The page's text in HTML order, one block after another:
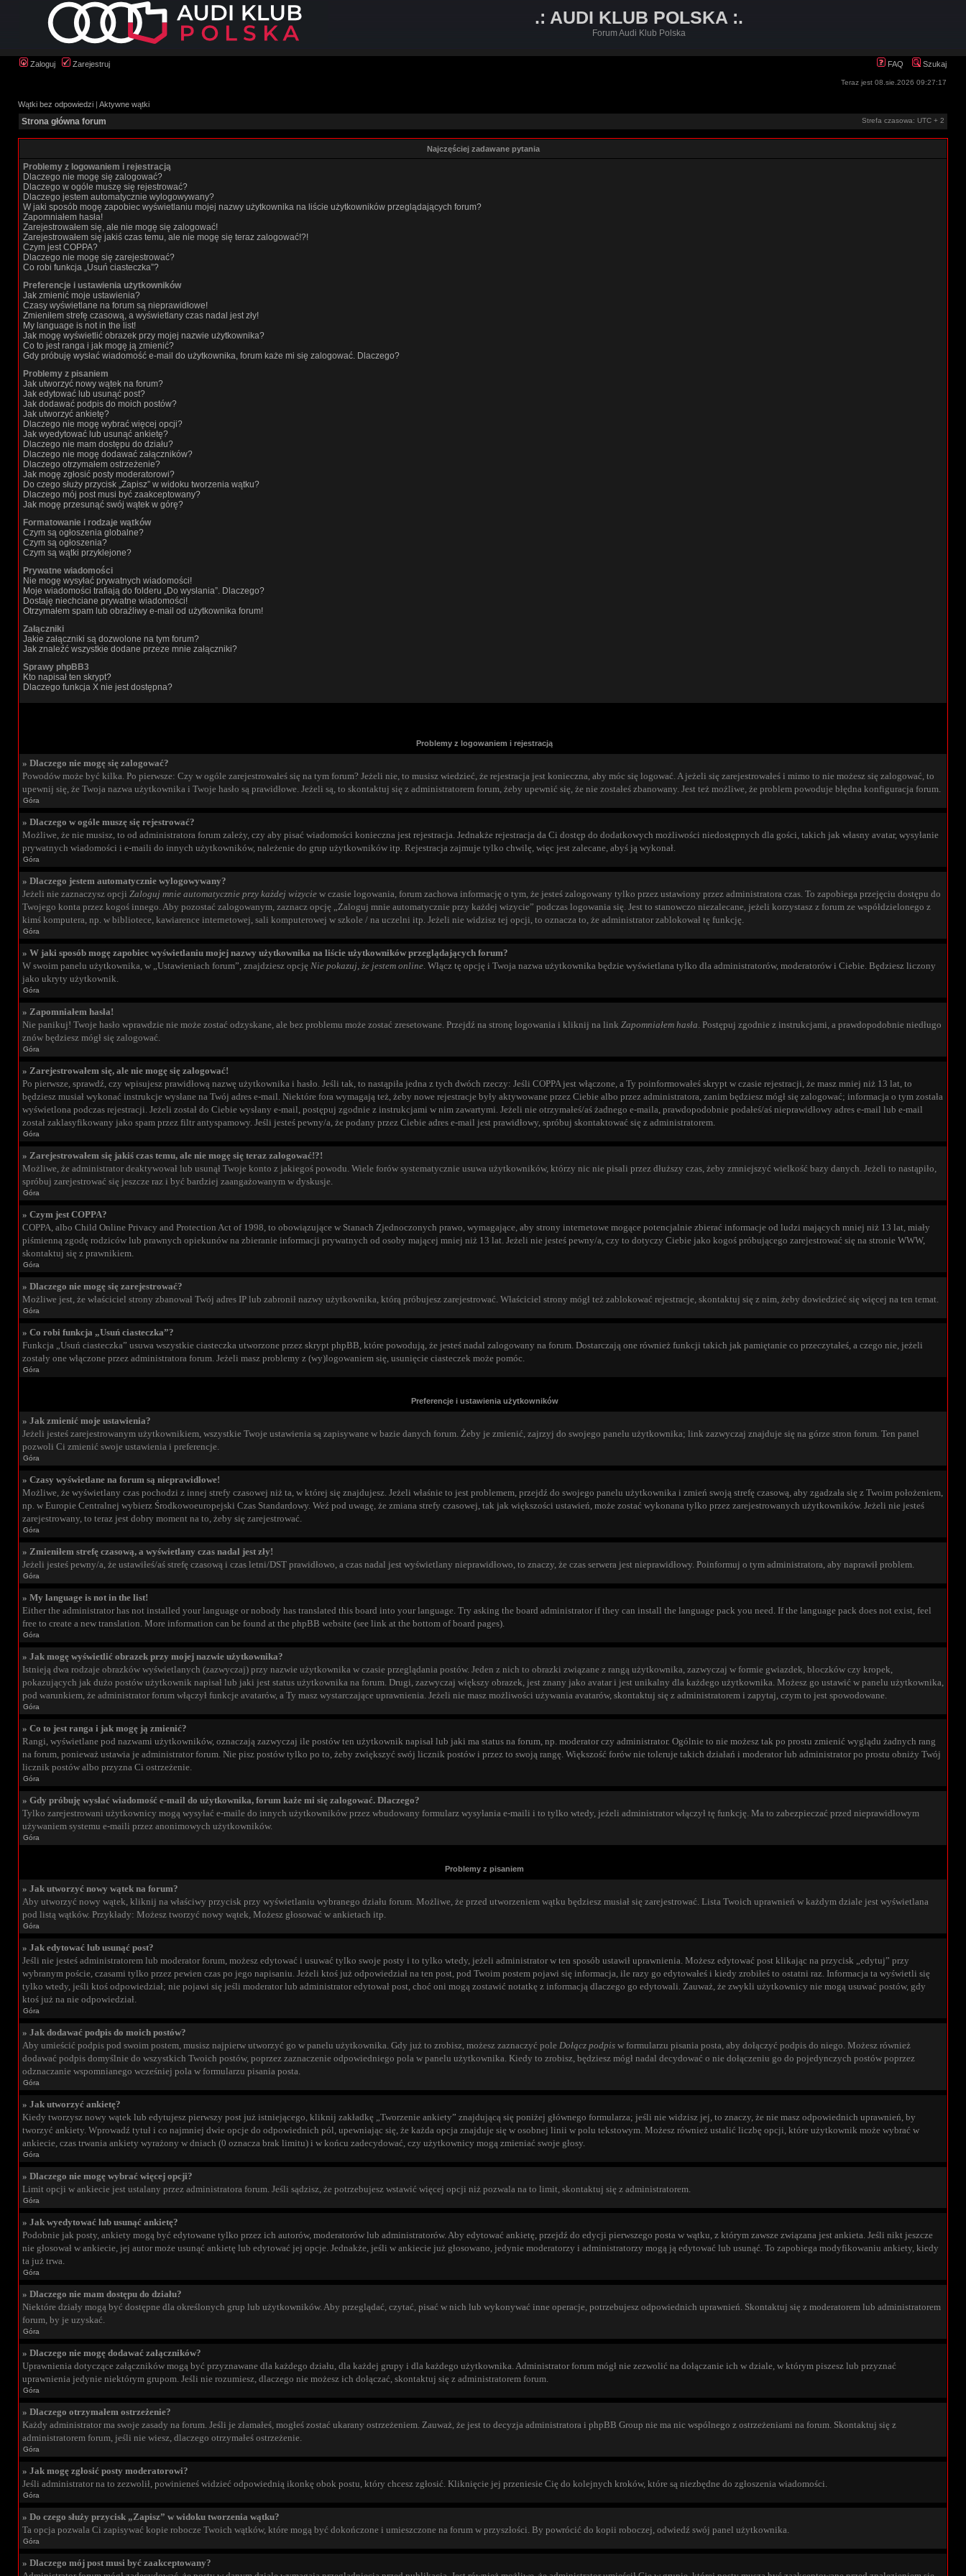
.: AUDI KLUB POLSKA :.
Forum Audi Klub Polska
Zaloguj Zarejestruj FAQ Szukaj
Teraz jest 08.sie.2026 09:27:17
Wątki bez odpowiedzi | Aktywne wątki
Strona główna forum Strefa czasowa: UTC + 2
Najczęściej zadawane pytania
Problemy z logowaniem i rejestracją
Dlaczego nie mogę się zalogować?
Dlaczego w ogóle muszę się rejestrować?
Dlaczego jestem automatycznie wylogowywany?
W jaki sposób mogę zapobiec wyświetlaniu mojej nazwy użytkownika na liście użytkowników przeglądających forum?
Zapomniałem hasła!
Zarejestrowałem się, ale nie mogę się zalogować!
Zarejestrowałem się jakiś czas temu, ale nie mogę się teraz zalogować!?!
Czym jest COPPA?
Dlaczego nie mogę się zarejestrować?
Co robi funkcja „Usuń ciasteczka”?
Preferencje i ustawienia użytkowników
Jak zmienić moje ustawienia?
Czasy wyświetlane na forum są nieprawidłowe!
Zmieniłem strefę czasową, a wyświetlany czas nadal jest zły!
My language is not in the list!
Jak mogę wyświetlić obrazek przy mojej nazwie użytkownika?
Co to jest ranga i jak mogę ją zmienić?
Gdy próbuję wysłać wiadomość e-mail do użytkownika, forum każe mi się zalogować. Dlaczego?
Problemy z pisaniem
Jak utworzyć nowy wątek na forum?
Jak edytować lub usunąć post?
Jak dodawać podpis do moich postów?
Jak utworzyć ankietę?
Dlaczego nie mogę wybrać więcej opcji?
Jak wyedytować lub usunąć ankietę?
Dlaczego nie mam dostępu do działu?
Dlaczego nie mogę dodawać załączników?
Dlaczego otrzymałem ostrzeżenie?
Jak mogę zgłosić posty moderatorowi?
Do czego służy przycisk „Zapisz” w widoku tworzenia wątku?
Dlaczego mój post musi być zaakceptowany?
Jak mogę przesunąć swój wątek w górę?
Formatowanie i rodzaje wątków
Czym są ogłoszenia globalne?
Czym są ogłoszenia?
Czym są wątki przyklejone?
Prywatne wiadomości
Nie mogę wysyłać prywatnych wiadomości!
Moje wiadomości trafiają do folderu „Do wysłania”. Dlaczego?
Dostaję niechciane prywatne wiadomości!
Otrzymałem spam lub obraźliwy e-mail od użytkownika forum!
Załączniki
Jakie załączniki są dozwolone na tym forum?
Jak znaleźć wszystkie dodane przeze mnie załączniki?
Sprawy phpBB3
Kto napisał ten skrypt?
Dlaczego funkcja X nie jest dostępna?
Problemy z logowaniem i rejestracją
» Dlaczego nie mogę się zalogować?
Powodów może być kilka. Po pierwsze: Czy w ogóle zarejestrowałeś się na tym forum? Jeżeli nie, to musisz wiedzieć, że rejestracja jest konieczna, aby móc się logować. A jeżeli się zarejestrowałeś i mimo to nie możesz się zalogować, to
upewnij się, że Twoja nazwa użytkownika i Twoje hasło są prawidłowe. Jeżeli są, to skontaktuj się z administratorem forum, żeby upewnić się, że nie zostałeś zbanowany. Jest też możliwe, że problem powoduje błędna konfiguracja forum.
Góra
» Dlaczego w ogóle muszę się rejestrować?
Możliwe, że nie musisz, to od administratora forum zależy, czy aby pisać wiadomości konieczna jest rejestracja. Jednakże rejestracja da Ci dostęp do dodatkowych możliwości niedostępnych dla gości, takich jak własny avatar, wysyłanie
prywatnych wiadomości i e-maili do innych użytkowników, należenie do grup użytkowników itp. Rejestracja zajmuje tylko chwilę, więc jest zalecane, abyś ją wykonał.
Góra
» Dlaczego jestem automatycznie wylogowywany?
Jeżeli nie zaznaczysz opcji Zaloguj mnie automatycznie przy każdej wizycie w czasie logowania, forum zachowa informację o tym, że jesteś zalogowany tylko przez ustawiony przez administratora czas. To zapobiega przejęciu dostępu do
Twojego konta przez kogoś innego. Aby pozostać zalogowanym, zaznacz opcję „Zaloguj mnie automatycznie przy każdej wizycie” podczas logowania się. Jest to stanowczo niezalecane, jeżeli korzystasz z forum ze współdzielonego z
kimś komputera, np. w bibliotece, kawiarence internetowej, sali komputerowej w szkole / na uczelni itp. Jeżeli nie widzisz tej opcji, to oznacza to, że administrator zablokował tę funkcję.
Góra
» W jaki sposób mogę zapobiec wyświetlaniu mojej nazwy użytkownika na liście użytkowników przeglądających forum?
W swoim panelu użytkownika, w „Ustawieniach forum”, znajdziesz opcję Nie pokazuj, że jestem online. Włącz tę opcję i Twoja nazwa użytkownika będzie wyświetlana tylko dla administratorów, moderatorów i Ciebie. Będziesz liczony
jako ukryty użytkownik.
Góra
» Zapomniałem hasła!
Nie panikuj! Twoje hasło wprawdzie nie może zostać odzyskane, ale bez problemu może zostać zresetowane. Przejdź na stronę logowania i kliknij na link Zapomniałem hasła. Postępuj zgodnie z instrukcjami, a prawdopodobnie niedługo
znów będziesz mógł się zalogować.
Góra
» Zarejestrowałem się, ale nie mogę się zalogować!
Po pierwsze, sprawdź, czy wpisujesz prawidłową nazwę użytkownika i hasło. Jeśli tak, to nastąpiła jedna z tych dwóch rzeczy: Jeśli COPPA jest włączone, a Ty poinformowałeś skrypt w czasie rejestracji, że masz mniej niż 13 lat, to
będziesz musiał wykonać instrukcje wysłane na Twój adres e-mail. Niektóre fora wymagają też, żeby nowe rejestracje były aktywowane przez Ciebie albo przez administratora, zanim będziesz mógł się zalogować; informacja o tym została
wyświetlona podczas rejestracji. Jeżeli został do Ciebie wysłany e-mail, postępuj zgodnie z instrukcjami w nim zawartymi. Jeżeli nie otrzymałeś/aś żadnego e-maila, prawdopodobnie podałeś/aś nieprawidłowy adres e-mail lub e-mail
został zaklasyfikowany jako spam przez filtr antyspamowy. Jeśli jesteś pewny/a, że podany przez Ciebie adres e-mail jest prawidłowy, spróbuj skontaktować się z administratorem.
Góra
» Zarejestrowałem się jakiś czas temu, ale nie mogę się teraz zalogować!?!
Możliwe, że administrator deaktywował lub usunął Twoje konto z jakiegoś powodu. Wiele forów systematycznie usuwa użytkowników, którzy nic nie pisali przez dłuższy czas, żeby zmniejszyć wielkość bazy danych. Jeżeli to nastąpiło,
spróbuj zarejestrować się jeszcze raz i być bardziej zaangażowanym w dyskusje.
Góra
» Czym jest COPPA?
COPPA, albo Child Online Privacy and Protection Act of 1998, to obowiązujące w Stanach Zjednoczonych prawo, wymagające, aby strony internetowe mogące potencjalnie zbierać informacje od ludzi mających mniej niż 13 lat, miały
piśmienną zgodę rodziców lub prawnych opiekunów na zbieranie informacji prywatnych od osoby mającej mniej niż 13 lat. Jeżeli nie jesteś pewny/a, czy to dotyczy Ciebie jako kogoś próbującego zarejestrować się na stronie WWW,
skontaktuj się z prawnikiem.
Góra
» Dlaczego nie mogę się zarejestrować?
Możliwe jest, że właściciel strony zbanował Twój adres IP lub zabronił nazwy użytkownika, którą próbujesz zarejestrować. Właściciel strony mógł też zablokować rejestracje, skontaktuj się z nim, żeby dowiedzieć się więcej na ten temat.
Góra
» Co robi funkcja „Usuń ciasteczka”?
Funkcja „Usuń ciasteczka” usuwa wszystkie ciasteczka utworzone przez skrypt phpBB, które powodują, że jesteś nadal zalogowany na forum. Dostarczają one również funkcji takich jak pamiętanie co przeczytałeś, a czego nie, jeżeli
zostały one włączone przez administratora forum. Jeżeli masz problemy z (wy)logowaniem się, usunięcie ciasteczek może pomóc.
Góra
Preferencje i ustawienia użytkowników
» Jak zmienić moje ustawienia?
Jeżeli jesteś zarejestrowanym użytkownikiem, wszystkie Twoje ustawienia są zapisywane w bazie danych forum. Żeby je zmienić, zajrzyj do swojego panelu użytkownika; link zazwyczaj znajduje się na górze stron forum. Ten panel
pozwoli Ci zmienić swoje ustawienia i preferencje.
Góra
» Czasy wyświetlane na forum są nieprawidłowe!
Możliwe, że wyświetlany czas pochodzi z innej strefy czasowej niż ta, w której się znajdujesz. Jeżeli właśnie to jest problemem, przejdź do swojego panelu użytkownika i zmień swoją strefę czasową, aby zgadzała się z Twoim położeniem,
np. w Europie Centralnej wybierz Środkowoeuropejski Czas Standardowy. Weź pod uwagę, że zmiana strefy czasowej, tak jak większości ustawień, może zostać wykonana tylko przez zarejestrowanych użytkowników. Jeżeli nie jesteś
zarejestrowany, to teraz jest dobry moment na to, żeby się zarejestrować.
Góra
» Zmieniłem strefę czasową, a wyświetlany czas nadal jest zły!
Jeżeli jesteś pewny/a, że ustawiłeś/aś strefę czasową i czas letni/DST prawidłowo, a czas nadal jest wyświetlany nieprawidłowo, to znaczy, że czas serwera jest nieprawidłowy. Poinformuj o tym administratora, aby naprawił problem.
Góra
» My language is not in the list!
Either the administrator has not installed your language or nobody has translated this board into your language. Try asking the board administrator if they can install the language pack you need. If the language pack does not exist, feel
free to create a new translation. More information can be found at the phpBB website (see link at the bottom of board pages).
Góra
» Jak mogę wyświetlić obrazek przy mojej nazwie użytkownika?
Istnieją dwa rodzaje obrazków wyświetlanych (zazwyczaj) przy nazwie użytkownika w czasie przeglądania postów. Jeden z nich to obrazki związane z rangą użytkownika, zazwyczaj w formie gwiazdek, bloczków czy kropek,
pokazujących jak dużo postów użytkownik napisał lub jaki jest status użytkownika na forum. Drugi, zazwyczaj większy obrazek, jest znany jako avatar i jest unikalny dla każdego użytkownika. Możesz go ustawić w panelu użytkownika,
pod warunkiem, że administrator forum włączył funkcje avatarów, a Ty masz wystarczające uprawnienia. Jeżeli nie masz możliwości używania avatarów, skontaktuj się z administratorem i zapytaj, czym to jest spowodowane.
Góra
» Co to jest ranga i jak mogę ją zmienić?
Rangi, wyświetlane pod nazwami użytkowników, oznaczają zazwyczaj ile postów ten użytkownik napisał lub jaki ma status na forum, np. moderator czy administrator. Ogólnie to nie możesz tak po prostu zmienić wyglądu żadnych rang
na forum, ponieważ ustawia je administrator forum. Nie pisz postów tylko po to, żeby zwiększyć swój licznik postów i przez to swoją rangę. Większość forów nie toleruje takich działań i moderator lub administrator po prostu obniży Twój
licznik postów albo przyzna Ci ostrzeżenie.
Góra
» Gdy próbuję wysłać wiadomość e-mail do użytkownika, forum każe mi się zalogować. Dlaczego?
Tylko zarejestrowani użytkownicy mogą wysyłać e-maile do innych użytkowników przez wbudowany formularz wysyłania e-maili i to tylko wtedy, jeżeli administrator włączył tę funkcję. Ma to zabezpieczać przed nieprawidłowym
używaniem systemu e-maili przez anonimowych użytkowników.
Góra
Problemy z pisaniem
» Jak utworzyć nowy wątek na forum?
Aby utworzyć nowy wątek, kliknij na właściwy przycisk przy wyświetlaniu wybranego działu forum. Możliwe, że przed utworzeniem wątku będziesz musiał się zarejestrować. Lista Twoich uprawnień w każdym dziale jest wyświetlana
pod listą wątków. Przykłady: Możesz tworzyć nowy wątek, Możesz głosować w ankietach itp.
Góra
» Jak edytować lub usunąć post?
Jeśli nie jesteś administratorem lub moderator forum, możesz edytować i usuwać tylko swoje posty i to tylko wtedy, jeżeli administrator w ten sposób ustawił uprawnienia. Możesz edytować post klikając na przycisk „edytuj” przy
wybranym poście, czasami tylko przez pewien czas po jego napisaniu. Jeżeli ktoś już odpowiedział na ten post, pod Twoim postem pojawi się informacja, ile razy go edytowałeś i kiedy zrobiłeś to ostatni raz. Informacja ta wyświetli się
tylko wtedy, jeśli ktoś odpowiedział; nie pojawi się jeśli moderator lub administrator edytował post, choć oni mogą zostawić notatkę z informacją dlaczego go edytowali. Zauważ, że zwykli użytkownicy nie mogą usuwać postów, gdy
ktoś już na nie odpowiedział.
Góra
» Jak dodawać podpis do moich postów?
Aby umieścić podpis pod swoim postem, musisz najpierw utworzyć go w panelu użytkownika. Gdy już to zrobisz, możesz zaznaczyć pole Dołącz podpis w formularzu pisania posta, aby dołączyć podpis do niego. Możesz również
dodawać podpis domyślnie do wszystkich Twoich postów, poprzez zaznaczenie odpowiedniego pola w panelu użytkownika. Kiedy to zrobisz, będziesz mógł nadal decydować o nie dołączeniu go do pojedynczych postów poprzez
odznaczanie wspomnianego wcześniej pola w formularzu pisania posta.
Góra
» Jak utworzyć ankietę?
Kiedy tworzysz nowy wątek lub edytujesz pierwszy post już istniejącego, kliknij zakładkę „Tworzenie ankiety” znajdującą się poniżej głównego formularza; jeśli nie widzisz jej, to znaczy, że nie masz odpowiednich uprawnień, by
tworzyć ankiety. Wprowadź tytuł i co najmniej dwie opcje do odpowiednich pól, upewniając się, że każda opcja znajduje się w osobnej linii w polu tekstowym. Możesz również ustalić liczbę opcji, które użytkownik może wybrać w
ankiecie, czas trwania ankiety wyrażony w dniach (0 oznacza brak limitu) i w końcu zadecydować, czy użytkownicy mogą zmieniać swoje głosy.
Góra
» Dlaczego nie mogę wybrać więcej opcji?
Limit opcji w ankiecie jest ustalany przez administratora forum. Jeśli sądzisz, że potrzebujesz wstawić więcej opcji niż pozwala na to limit, skontaktuj się z administratorem.
Góra
» Jak wyedytować lub usunąć ankietę?
Podobnie jak posty, ankiety mogą być edytowane tylko przez ich autorów, moderatorów lub administratorów. Aby edytować ankietę, przejdź do edycji pierwszego posta w wątku, z którym zawsze związana jest ankieta. Jeśli nikt jeszcze
nie głosował w ankiecie, jej autor może usunąć ankietę lub edytować jej opcje. Jednakże, jeśli w ankiecie już głosowano, jedynie moderatorzy i administratorzy mogą ją edytować lub usunąć. To zapobiega modyfikowaniu ankiety, kiedy
ta już trwa.
Góra
» Dlaczego nie mam dostępu do działu?
Niektóre działy mogą być dostępne dla określonych grup lub użytkowników. Aby przeglądać, czytać, pisać w nich lub wykonywać inne operacje, potrzebujesz odpowiednich uprawnień. Skontaktuj się z moderatorem lub administratorem
forum, by je uzyskać.
Góra
» Dlaczego nie mogę dodawać załączników?
Uprawnienia dotyczące załączników mogą być przyznawane dla każdego działu, dla każdej grupy i dla każdego użytkownika. Administrator forum mógł nie zezwolić na dołączanie ich w dziale, w którym piszesz lub przyznać
uprawnienia jedynie niektórym grupom. Jeśli nie rozumiesz, dlaczego nie możesz ich dołączać, skontaktuj się z administratorem forum.
Góra
» Dlaczego otrzymałem ostrzeżenie?
Każdy administrator ma swoje zasady na forum. Jeśli je złamałeś, mogłeś zostać ukarany ostrzeżeniem. Zauważ, że jest to decyzja administratora i phpBB Group nie ma nic wspólnego z ostrzeżeniami na forum. Skontaktuj się z
administratorem forum, jeśli nie wiesz, dlaczego otrzymałeś ostrzeżenie.
Góra
» Jak mogę zgłosić posty moderatorowi?
Jeśli administrator na to zezwolił, powinieneś widzieć odpowiednią ikonkę obok postu, który chcesz zgłosić. Kliknięcie jej przeniesie Cię do kolejnych kroków, które są niezbędne do zgłoszenia wiadomości.
Góra
» Do czego służy przycisk „Zapisz” w widoku tworzenia wątku?
Ta opcja pozwala Ci zapisywać kopie robocze Twoich wątków, które mogą być dokończone i umieszczone na forum w przyszłości. By powrócić do kopii roboczej, odwiedź swój panel użytkownika.
Góra
» Dlaczego mój post musi być zaakceptowany?